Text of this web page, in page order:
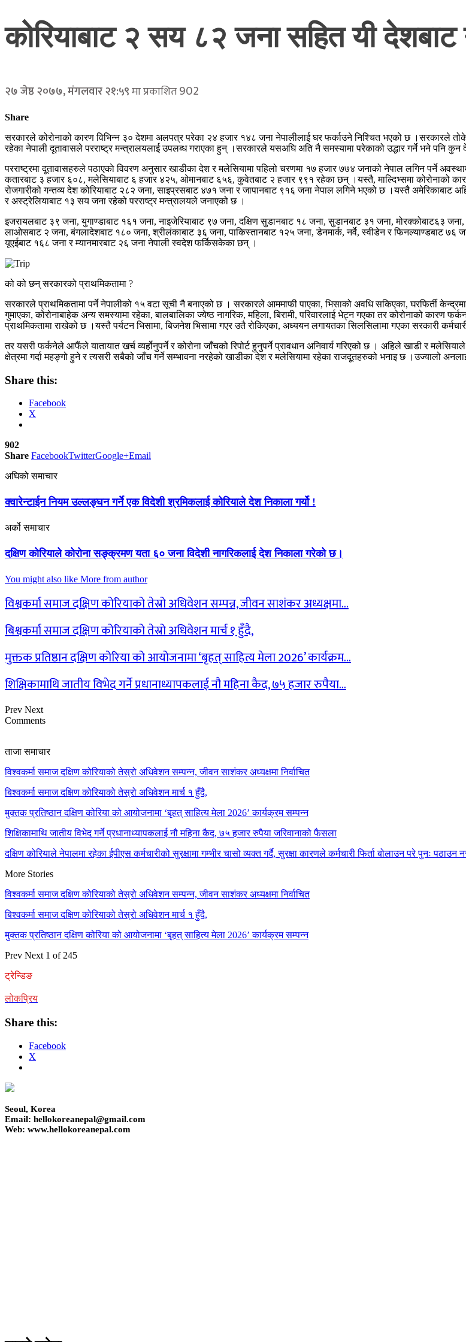
कोरियाबाट २ सय ८२ जना सहित यी
२७ जेष्ठ २०७७, मंगलवार २१:५९मा प्रकाशित902
Share
सरकारले कोरोनाको कारण विभिन्न ३० देशमा अलपत्र परेका २४ हजार १४८ जना नेपालीलाई घर फर्काउने निश्चित भएको छ ।सरकारले
रहेका नेपाली दूतावासले परराष्ट्र मन्त्रालयलाई उपलब्ध गराएका हुन् ।सरकारले यसअघि अति नै समस्यामा परेकाको उद्धार गर्ने भने पनि
परराष्ट्रमा दूतावासहरुले पठाएकाे विवरण अनुसार खाडीका देश र मलेसियामा पहिलो चरणमा १७ हजार ७७४ जनाको नेपाल लगिन पर्ने
कतारबाट ३ हजार ६०८, मलेसियाबाट ६ हजार ४२५, ओमानबाट ६५६, कुवेतबाट २ हजार ९९१ रहेका छन् ।यस्तै, माल्दिभ्समा कोरोनाको
रोजगारीको गन्तव्य देश कोरियाबाट २८२ जना, साइप्रसबाट ४७१ जना र जापानबाट ९१६ जना नेपाल लगिने भएको छ ।यस्तै अमेरिकाबाट
र अस्ट्रेलियाबाट १३ सय जना रहेको परराष्ट्र मन्त्रालयले जनाएको छ ।
इजरायलबाट ३९ जना, युगाण्डाबाट १६१ जना, नाइजेरियाबाट ९७ जना, दक्षिण सुडानबाट १८ जना, सुडानबाट ३१ जना, मोरक्कोबाट६३
लाओसबाट २ जना, बंगलादेशबाट १८० जना, श्रीलंकाबाट ३६ जना, पाकिस्तानबाट १२५ जना, डेनमार्क, नर्वे, स्वीडेन र फिनल्याण्डबाट ७६
यूएईबाट १६८ जना र म्यानमारबाट २६ जना नेपाली स्वदेश फर्किसकेका छन् ।
को को छन् सरकारको प्राथमिकतामा ?
सरकारले प्राथमिकतामा पर्ने नेपालीको १५ वटा सूची नै बनाएको छ । सरकारले आममाफी पाएका, भिसाको अवधि सकिएका, घरफिर्ती
गुमाएका, कोरोनाबाहेक अन्य समस्यामा रहेका, बालबालिका ज्येष्ठ नागरिक, महिला, बिरामी, परिवारलाई भेट्न गएका तर कोरोनाको कारण
प्राथमिकतामा राखेको छ ।यस्तै पर्यटन भिसामा, बिजनेश भिसामा गएर उतै रोकिएका, अध्ययन लगायतका सिलसिलामा गएका सरकारी
तर यसरी फर्कनेले आफैंले यातायात खर्च व्यर्होनुपर्ने र कोरोना जाँचको रिपोर्ट हुनुपर्ने प्रावधान अनिवार्य गरिएको छ । अहिले खाडी र
क्षेत्रमा गर्दा महङ्गो हुने र त्यसरी सबैको जाँच गर्ने सम्भावना नरहेको खाडीका देश र मलेसियामा रहेका राजदूतहरुको भनाइ छ ।उज्यालो
Share this:
Facebook
X
902
Share FacebookTwitterGoogle+Email
अघिको समाचार
क्वारेन्टाईन नियम उल्लङ्घन गर्ने एक विदेशी श्रमिकलाई कोरियाले देश निकाला गर्यो !
अर्को समाचार
दक्षिण कोरियाले कोरोना सङ्क्रमण यता ६० जना विदेशी नागरिकलाई देश निकाला गरेको छ।
You might also like More from author
विश्वकर्मा समाज दक्षिण कोरियाको तेस्रो अधिवेशन सम्पन्न, जीवन साशंकर अध्यक्षमा…
बिश्वकर्मा समाज दक्षिण कोरियाको तेस्रो अधिवेशन मार्च १ हुँदै,
मुक्तक प्रतिष्ठान दक्षिण कोरिया को आयोजनामा ‘बृहत् साहित्य मेला 2026’ कार्यक्रम…
शिक्षिकामाथि जातीय विभेद गर्ने प्रधानाध्यापकलाई नौ महिना कैद, ७५ हजार रुपैया…
Prev Next
Comments
ताजा समाचार
विश्वकर्मा समाज दक्षिण कोरियाको तेस्रो अधिवेशन सम्पन्न, जीवन साशंकर अध्यक्षमा निर्वाचित
बिश्वकर्मा समाज दक्षिण कोरियाको तेस्रो अधिवेशन मार्च १ हुँदै,
मुक्तक प्रतिष्ठान दक्षिण कोरिया को आयोजनामा ‘बृहत् साहित्य मेला 2026’ कार्यक्रम सम्पन्न
शिक्षिकामाथि जातीय विभेद गर्ने प्रधानाध्यापकलाई नौ महिना कैद, ७५ हजार रुपैया जरिवानाको फैसला
दक्षिण कोरियाले नेपालमा रहेका ईपीएस कर्मचारीको सुरक्षामा गम्भीर चासो व्यक्त गर्दै, सुरक्षा कारणले कर्मचारी फिर्ता बोलाउन परे पुनः
More Stories
विश्वकर्मा समाज दक्षिण कोरियाको तेस्रो अधिवेशन सम्पन्न, जीवन साशंकर अध्यक्षमा निर्वाचित
बिश्वकर्मा समाज दक्षिण कोरियाको तेस्रो अधिवेशन मार्च १ हुँदै,
मुक्तक प्रतिष्ठान दक्षिण कोरिया को आयोजनामा ‘बृहत् साहित्य मेला 2026’ कार्यक्रम सम्पन्न
Prev Next 1 of 245
ट्रेन्डिङ
लोकप्रिय
Share this:
Facebook
X
Seoul, Korea
Email: hellokoreanepal@gmail.com
Web: www.hellokoreanepal.com